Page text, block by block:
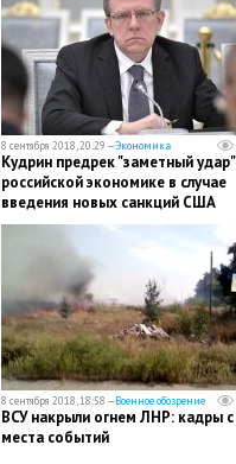
8 сентября 2018, 20:29 —Экономика
Кудрин предрек "заметный
российской экономике в случае
введения новых санкций США
8 сентября 2018, 18:58 —Военное обозрение
ВСУ накрыли огнем ЛНР: кадры с
места событий